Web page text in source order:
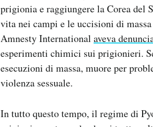
prigionia e raggiungere la Corea del
vita nei campi e le uccisioni di
Amnesty International aveva
esperimenti chimici sui prigionieri.
esecuzioni di massa, muore per
violenza sessuale.
In tutto questo tempo, il regime di